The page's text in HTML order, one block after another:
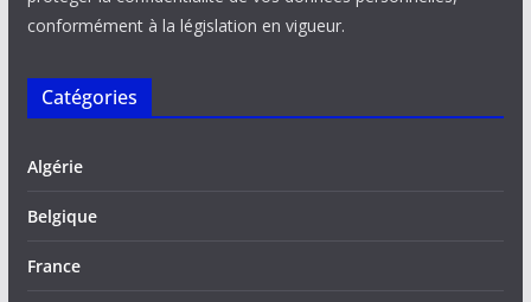
conformément à la législation en vigueur.
Catégories
Algérie
Belgique
France